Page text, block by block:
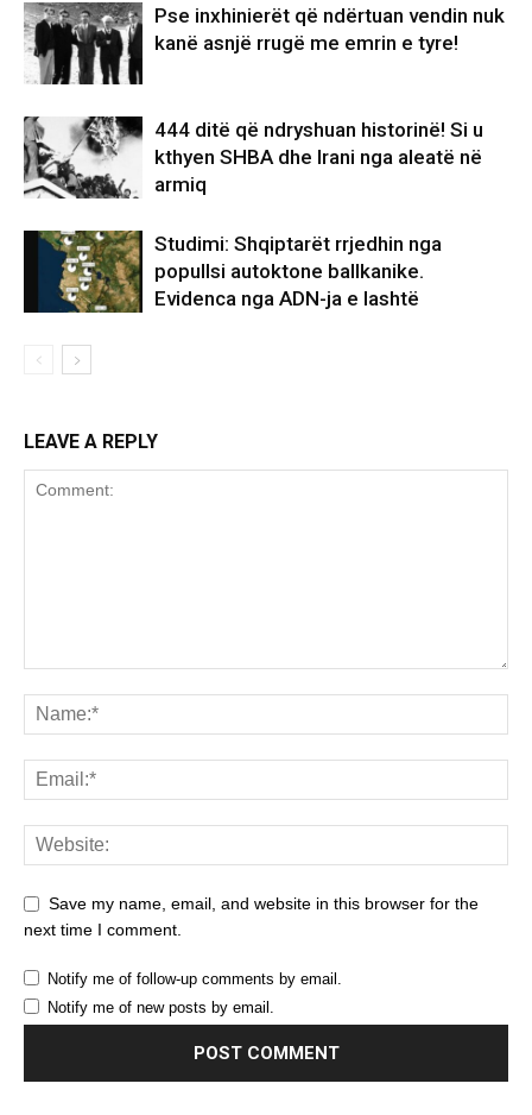
Pse inxhinierët që ndërtuan vendin nuk
kanë asnjë rrugë me emrin e tyre!
444 ditë që ndryshuan historinë! Si u
kthyen SHBA dhe Irani nga aleatë në
armiq
Studimi: Shqiptarët rrjedhin nga
popullsi autoktone ballkanike.
Evidenca nga ADN-ja e lashtë
LEAVE A REPLY
Save my name, email, and website in this browser for the
next time I comment.
Notify me of follow-up comments by email.
Notify me of new posts by email.